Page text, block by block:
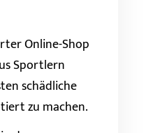
Online-Shop
Sportlern
schädliche
zu machen.